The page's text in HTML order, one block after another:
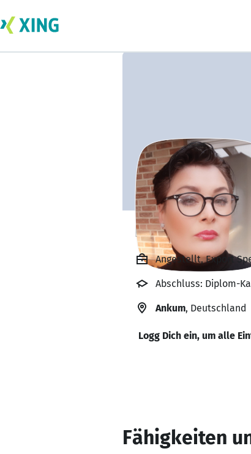
Natalie
Angestellt, Export
Abschluss: Diplom-
Ankum, Deutschland
Logg Dich ein, um alle
Fähigkeiten